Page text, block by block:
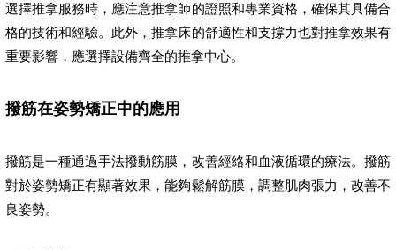
選擇推拿服務時，應注意推拿師的證照和專業資格，確保其具備合
格的技術和經驗。此外，推拿床的舒適性和支撐力也對推拿效果有
重要影響，應選擇設備齊全的推拿中心。
撥筋在姿勢矯正中的應用
撥筋是一種通過手法撥動筋膜，改善經絡和血液循環的療法。撥筋
對於姿勢矯正有顯著效果，能夠鬆解筋膜，調整肌肉張力，改善不
良姿勢。